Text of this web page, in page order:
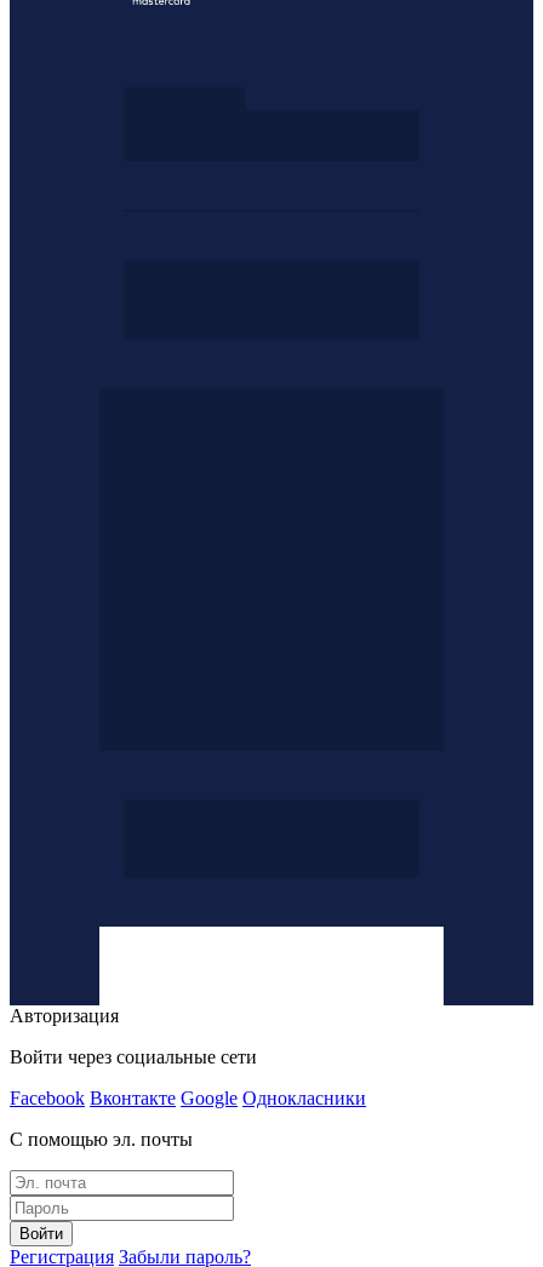
Авторизация
Войти через социальные сети
Facebook Вконтакте Google Однокласники
С помощью эл. почты
Войти
Регистрация Забыли пароль?